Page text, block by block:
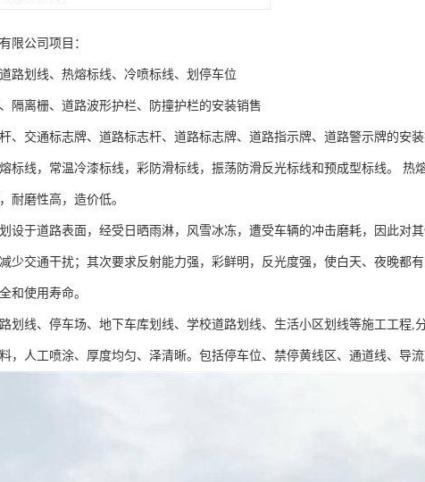
限公司项目：
路划线、热熔标线、冷喷标线、划停车位
隔离栅、道路波形护栏、防撞护栏的安装销售
、交通标志牌、道路标志杆、道路标志牌、道路指示牌、道路警示牌的安
标线，常温冷漆标线，彩防滑标线，振荡防滑反光标线和预成型标线。 热
耐磨性高，造价低。
设于道路表面，经受日晒雨淋，风雪冰冻，遭受车辆的冲击磨耗，因此对
少交通干扰；其次要求反射能力强，彩鲜明，反光度强，使白天、夜晚都
和使用寿命。
划线、停车场、地下车库划线、学校道路划线、生活小区划线等施工工程,
，人工喷涂、厚度均匀、泽清晰。包括停车位、禁停黄线区、通道线、导流